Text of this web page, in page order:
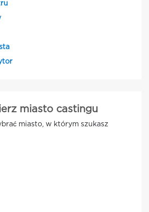
miasto castingu
miasto, w którym szukasz